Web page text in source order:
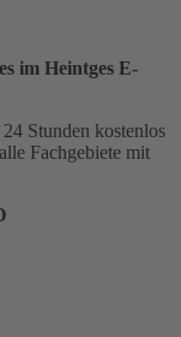
im Heintges E-
Stunden kostenlos
Fachgebiete mit